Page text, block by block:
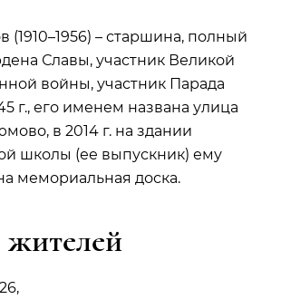
(1910–1956) – старшина, полный
Славы, участник Великой
войны, участник Парада
г., его именем названа улица
в 2014 г. на здании
школы (ее выпускник) ему
мемориальная доска.